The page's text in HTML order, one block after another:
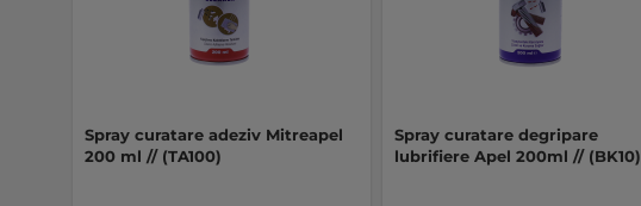
Spray curatare adeziv Mitreapel
200 ml // (TA100)
Spray curatare degripare
lubrifiere Apel 200ml // (BK10)